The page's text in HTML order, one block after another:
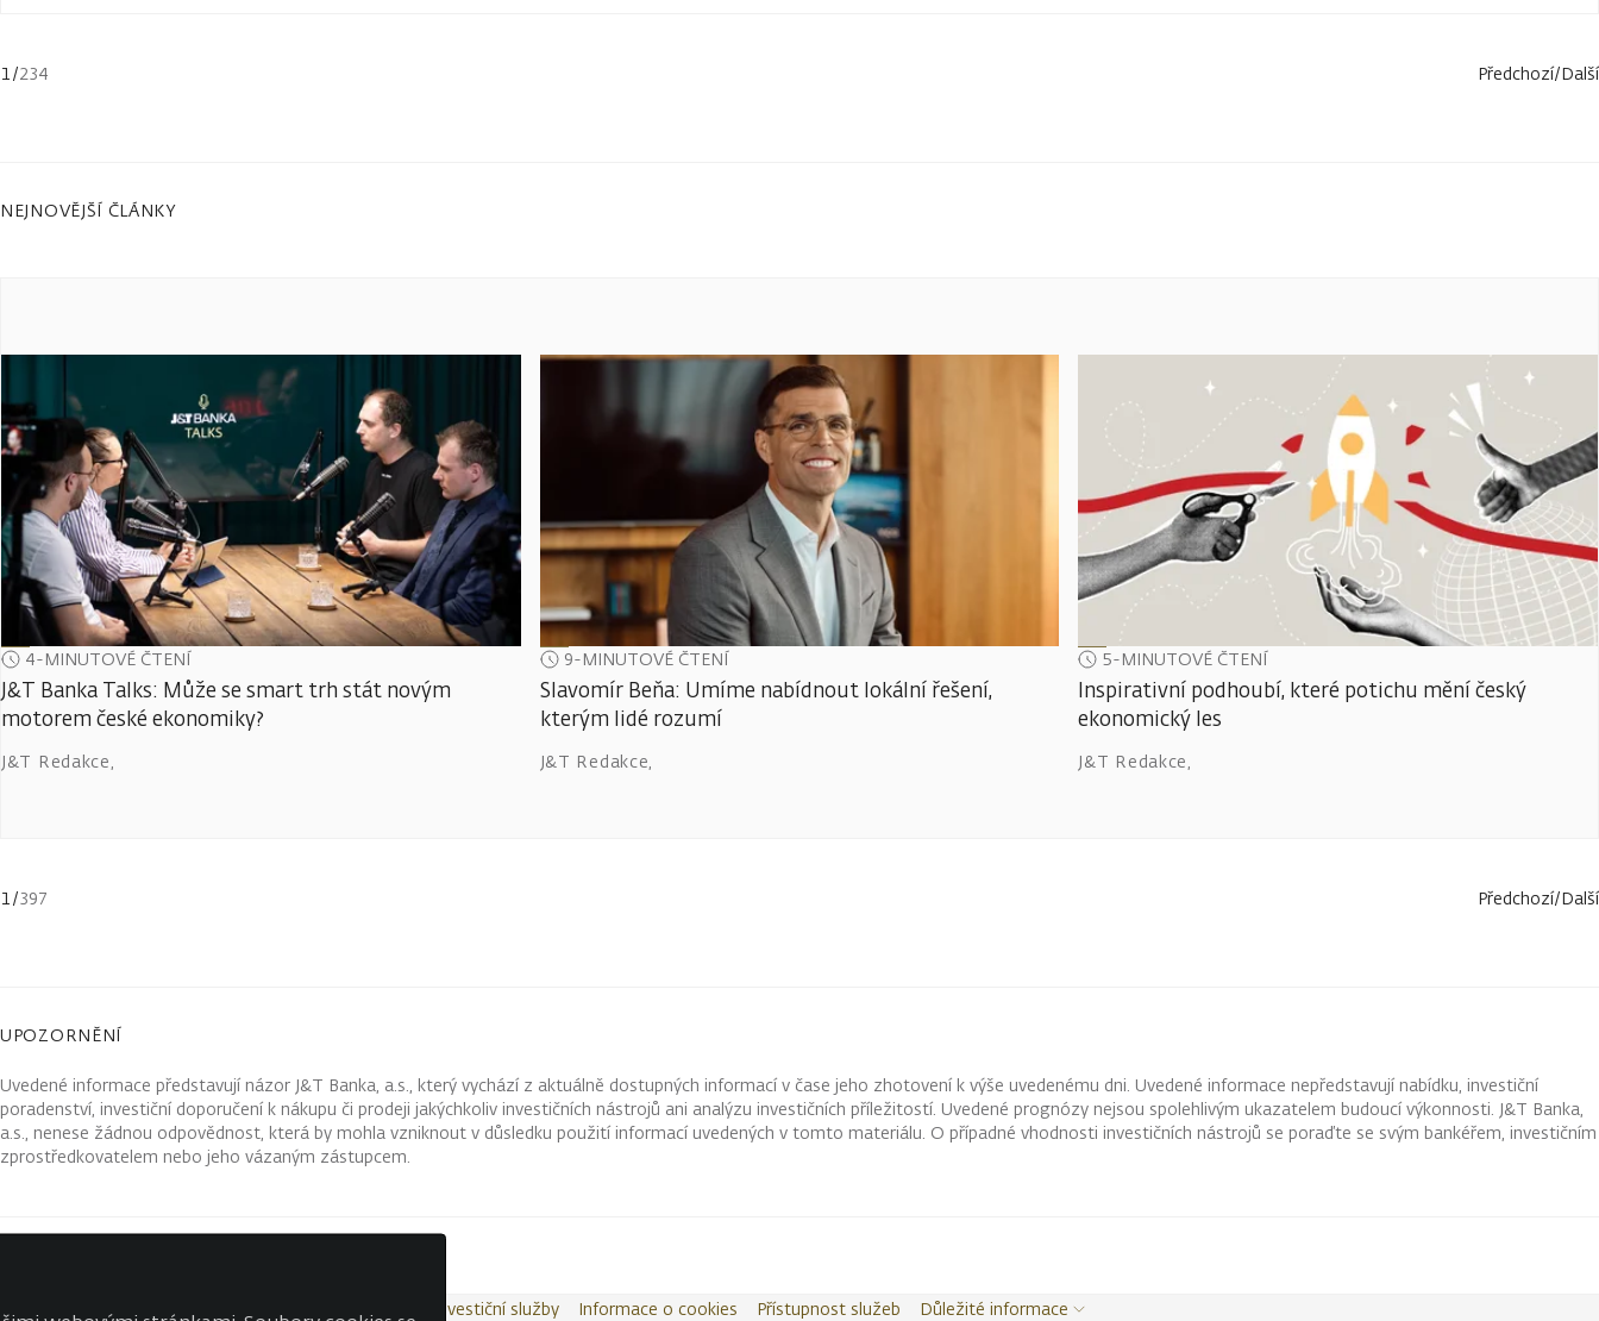
1 /234 Předchozí/Další
NEJNOVĚJŠÍ ČLÁNKY
4-MINUTOVÉ ČTENÍ
J&T Banka Talks: Může se smart trh stát novým
motorem české ekonomiky?
J&T Redakce,
9-MINUTOVÉ ČTENÍ
Slavomír Beňa: Umíme nabídnout lokální řešení,
kterým lidé rozumí
J&T Redakce,
5-MINUTOVÉ ČTENÍ
Inspirativní podhoubí, které potichu mění český
ekonomický les
J&T Redakce,
1/397 Předchozí/Další
UPOZORNĚNÍ
Uvedené informace představují názor J&T Banka, a.s., který vychází z aktuálně dostupných informací v čase jeho zhotovení k výše uvedenému dni. Uvedené informace nepředstavují nabídku, investiční
poradenství, investiční doporučení k nákupu či prodeji jakýchkoliv investičních nástrojů ani analýzu investičních příležitostí. Uvedené prognózy nejsou spolehlivým ukazatelem budoucí výkonnosti. J&T Banka,
a.s., nenese žádnou odpovědnost, která by mohla vzniknout v důsledku použití informací uvedených v tomto materiálu. O případné vhodnosti investičních nástrojů se poraďte se svým bankéřem, investičním
zprostředkovatelem nebo jeho vázaným zástupcem.
Kontakty Wealth Report Investiční služby Informace o cookies Přístupnost služeb Důležité informace